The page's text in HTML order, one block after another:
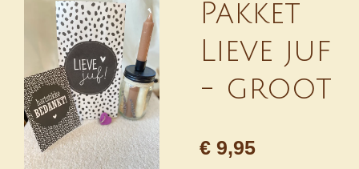
Pakket
Lieve juf
- groot
€ 9,95